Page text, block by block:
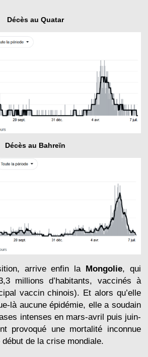
Décès au Quatar
Décès au Bahreïn
arrive enfin la Mongolie, qui
millions d’habitants, vaccinés à
vaccin chinois). Et alors qu’elle
là aucune épidémie, elle a soudain
intenses en mars-avril puis juin-
provoqué une mortalité inconnue
de la crise mondiale.